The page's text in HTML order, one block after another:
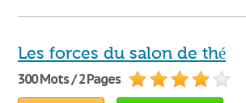
Les forces du salon de thé
300 Mots / 2 Pages